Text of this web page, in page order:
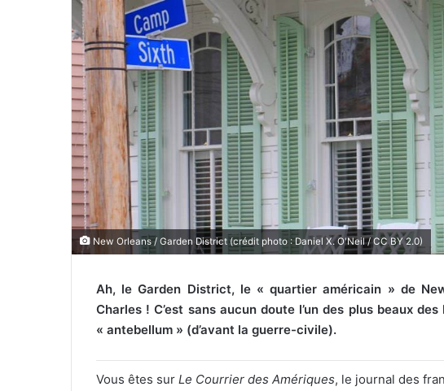
r
e
New Orleans / Garden District (crédit photo : Daniel X. O'Neil / CC BY 2.0)
Ah, le Garden District, le « quartier américain » de
Charles ! C’est sans aucun doute l’un des plus beaux
« antebellum » (d’avant la guerre-civile).
Vous êtes sur Le Courrier des Amériques, le journal des